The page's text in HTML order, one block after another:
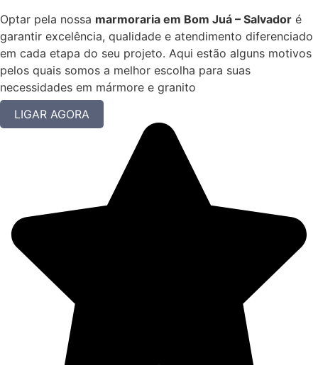
Optar pela nossa marmoraria em Bom Juá – Salvador é
garantir excelência, qualidade e atendimento diferenciado
em cada etapa do seu projeto. Aqui estão alguns motivos
pelos quais somos a melhor escolha para suas
necessidades em mármore e granito
LIGAR AGORA